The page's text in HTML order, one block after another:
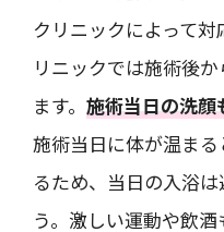
クリニックによって
リニックでは施術後
ます。 施術当日の洗顔
施術当日に体が温ま
るため、当日の入浴
う。激しい運動や飲